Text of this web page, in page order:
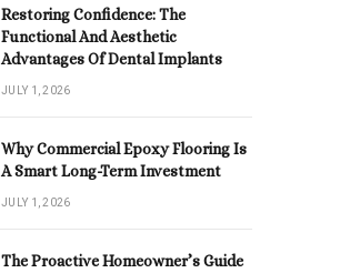
Restoring Confidence: The
Functional And Aesthetic
Advantages Of Dental Implants
JULY 1, 2026
Why Commercial Epoxy Flooring Is
A Smart Long-Term Investment
JULY 1, 2026
The Proactive Homeowner’s Guide